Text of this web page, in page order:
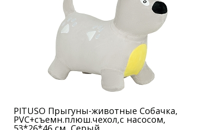
PITUSO Прыгуны-животные Собачка,
PVC+съемн.плюш.чехол,с насосом,